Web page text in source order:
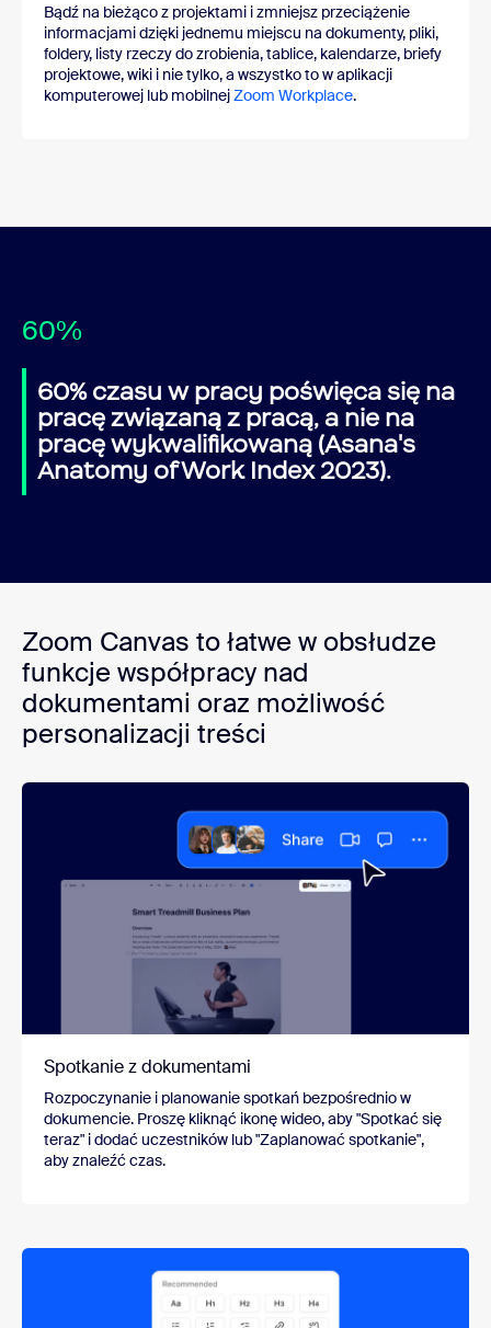
Bądź na bieżąco z projektami i zmniejsz przeciążenie
informacjami dzięki jednemu miejscu na dokumenty, pliki,
foldery, listy rzeczy do zrobienia, tablice, kalendarze, briefy
projektowe, wiki i nie tylko, a wszystko to w aplikacji
komputerowej lub mobilnejZoom Workplace.
60%
60% czasu w pracy poświęca się na
pracę związaną z pracą, a nie na
pracę wykwalifikowaną (Asana's
Anatomy of Work Index 2023).
Zoom Canvas to łatwe w obsłudze
funkcje współpracy nad
dokumentami oraz możliwość
personalizacji treści
Spotkanie z dokumentami
Rozpoczynanie i planowanie spotkań bezpośrednio w
dokumencie. Proszę kliknąć ikonę wideo, aby "Spotkać się
teraz" i dodać uczestników lub "Zaplanować spotkanie",
aby znaleźć czas.